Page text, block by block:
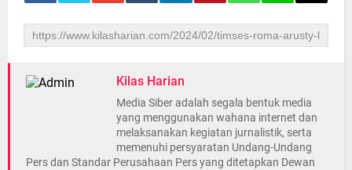
Kilas Harian
Media Siber adalah segala bentuk media
yang menggunakan wahana internet dan
melaksanakan kegiatan jurnalistik, serta
memenuhi persyaratan Undang-Undang
Pers dan Standar Perusahaan Pers yang ditetapkan Dewan